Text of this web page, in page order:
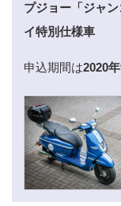
プジョー「ジャ
イ特別仕様車
申込期間は2020